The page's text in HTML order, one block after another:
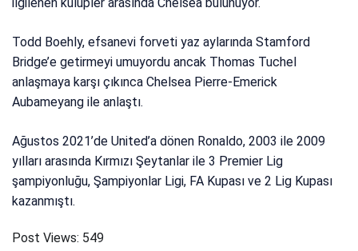
Todd Boehly, efsanevi forveti yaz aylarında Stamford
Bridge’e getirmeyi umuyordu ancak Thomas Tuchel
anlaşmaya karşı çıkınca Chelsea Pierre-Emerick
Aubameyang ile anlaştı.
Ağustos 2021’de United’a dönen Ronaldo, 2003 ile 2009
yılları arasında Kırmızı Şeytanlar ile 3 Premier Lig
şampiyonluğu, Şampiyonlar Ligi, FA Kupası ve 2 Lig Kupası
kazanmıştı.
Post Views: 549